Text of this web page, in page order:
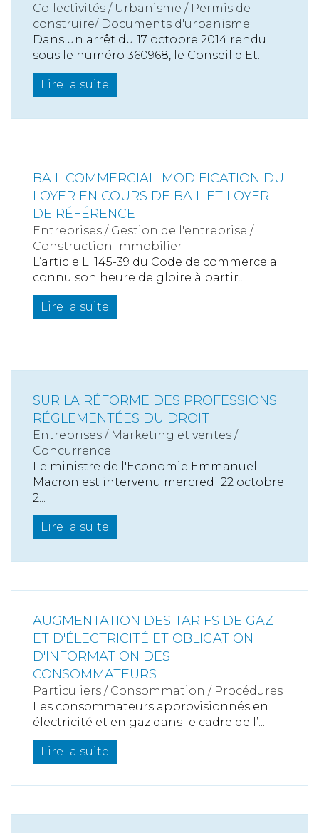
Collectivités / Urbanisme / Permis de
construire/ Documents d'urbanisme
Dans un arrêt du 17 octobre 2014 rendu
sous le numéro 360968, le Conseil d'Et...
Lire la suite
BAIL COMMERCIAL: MODIFICATION DU
LOYER EN COURS DE BAIL ET LOYER
DE RÉFÉRENCE
Entreprises / Gestion de l'entreprise /
Construction Immobilier
L’article L. 145-39 du Code de commerce a
connu son heure de gloire à partir...
Lire la suite
SUR LA RÉFORME DES PROFESSIONS
RÉGLEMENTÉES DU DROIT
Entreprises / Marketing et ventes /
Concurrence
Le ministre de l'Economie Emmanuel
Macron est intervenu mercredi 22 octobre
2...
Lire la suite
AUGMENTATION DES TARIFS DE GAZ
ET D'ÉLECTRICITÉ ET OBLIGATION
D'INFORMATION DES
CONSOMMATEURS
Particuliers / Consommation / Procédures
Les consommateurs approvisionnés en
électricité et en gaz dans le cadre de l’...
Lire la suite